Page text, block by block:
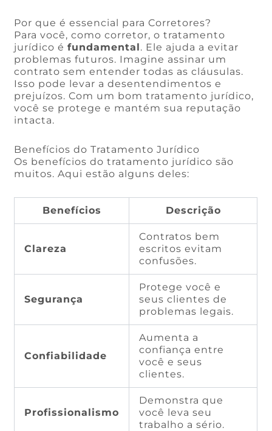
Por que é essencial para Corretores?
Para você, como corretor, o tratamento
jurídico éfundamental. Ele ajuda a evitar
problemas futuros. Imagine assinar um
contrato sem entender todas as cláusulas.
Isso pode levar a desentendimentos e
prejuízos. Com um bom tratamento jurídico,
você se protege e mantém sua reputação
intacta.
Benefícios do Tratamento Jurídico
Os benefícios do tratamento jurídico são
muitos. Aqui estão alguns deles:
Benefícios Descrição
Clareza
Contratos bem
escritos evitam
confusões.
Segurança
Protege você e
seus clientes de
problemas legais.
Confiabilidade
Aumenta a
confiança entre
você e seus
clientes.
Profissionalismo
Demonstra que
você leva seu
trabalho a sério.